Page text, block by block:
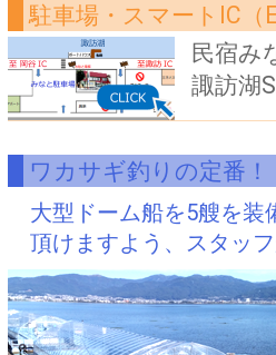
駐車場・スマートIC（
民宿み
諏訪湖
ワカサギ釣りの定番
大型ドーム船を5艘を装
頂けますよう、スタッ